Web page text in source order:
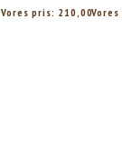
Vores pris: 210,00